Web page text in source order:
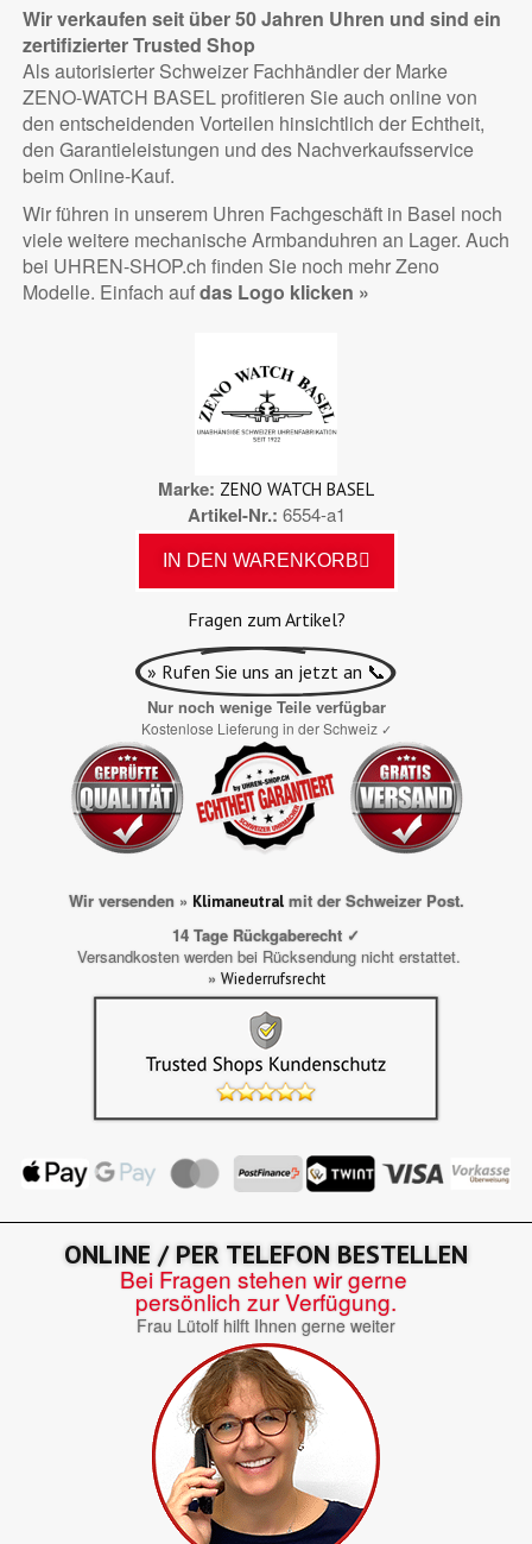
Wir verkaufen seit über 50 Jahren Uhren und sind ein
zertifizierterTrusted Shop
Als autorisierter Schweizer Fachhändler der Marke
ZENO-WATCH BASEL profitieren Sie auch online von
den entscheidenden Vorteilen hinsichtlich der Echtheit,
den Garantieleistungen und des Nachverkaufsservice
beim Online-Kauf.
Wir führen in unserem Uhren Fachgeschäft in Basel noch
viele weitere mechanische Armbanduhren an Lager. Auch
bei UHREN-SHOP.ch finden Sie noch mehr Zeno
Modelle. Einfach aufdas Logo klicken »
Marke ZENO WATCH BASEL
Artikel-Nr. 6554-a1
IN DEN WARENKORB
Fragen zum Artikel?
» Rufen Sie uns an jetzt an 📞
Nur noch wenige Teile verfügbar
Kostenlose Lieferung in der Schweiz ✓
Wir versenden » Klimaneutralmit der Schweizer Post.
14 Tage Rückgaberecht ✓
Versandkosten werden bei Rücksendung nicht erstattet.
» Wiederrufsrecht
ONLINE / PER TELEFON BESTELLEN
Bei Fragen stehen wir gerne
persönlich zur Verfügung.
Frau Lütolf hilft Ihnen gerne weiter